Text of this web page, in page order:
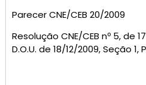
Parecer CNE/CEB 20/2009
Resolução CNE/CEB nº 5, de
D.O.U. de 18/12/2009, Seção 1,